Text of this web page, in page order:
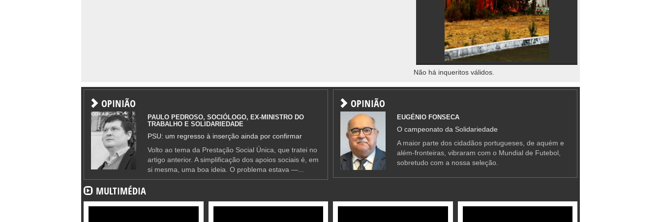
Não há inqueritos válidos.
OPINIÃO
PAULO PEDROSO, SOCIÓLOGO, EX-MINISTRO DO
TRABALHO E SOLIDARIEDADE
PSU: um regresso à inserção ainda por confirmar
Volto ao tema da Prestação Social Única, que tratei no
artigo anterior. A simplificação dos apoios sociais é, em
si mesma, uma boa ideia. O problema estava —...
OPINIÃO
EUGÉNIO FONSECA
O campeonato da Solidariedade
A maior parte dos cidadãos portugueses, de aquém e
além-fronteiras, vibraram com o Mundial de Futebol,
sobretudo com a nossa seleção.
MULTIMÉDIA